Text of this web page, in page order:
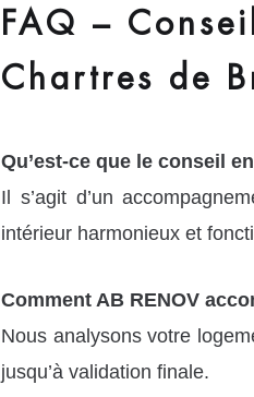
FAQ –
Chartres de
Qu’est-ce que le conseil
Il s’agit d’un
intérieur harmonieux et
Comment AB RENOV
Nous analysons votre
jusqu’à validation finale.